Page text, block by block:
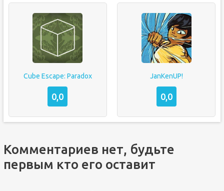
Cube Escape: Paradox
0,0
JanKenUP!
0,0
Комментариев нет, будьте
первым кто его оставит